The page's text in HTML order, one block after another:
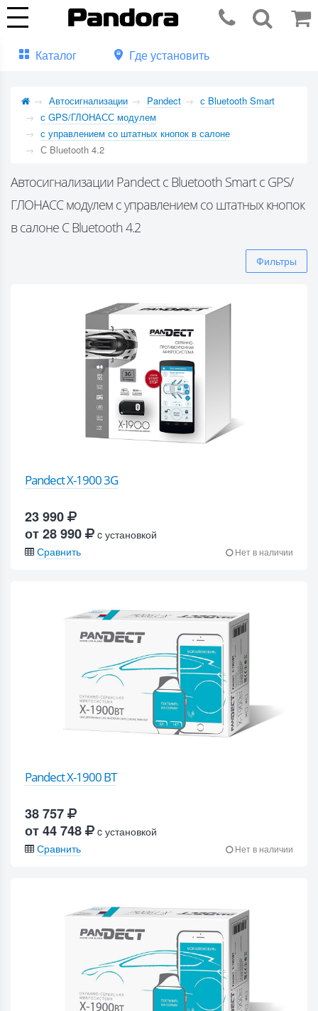
Каталог Где установить
Автосигнализации Pandect
с Bluetooth Smart
с GPS/ГЛОНАСС модулем
с управлением со штатных кнопок в салоне
С Bluetooth 4.2
Автосигнализации Pandect с Bluetooth Smart с GPS/
ГЛОНАСС модулем с управлением со штатных кнопок
в салоне С Bluetooth 4.2
Фильтры
Pandect X-1900 3G
23 990
от 28 990
c установкой
Сравнить
Нет в наличии
Pandect X-1900 BT
38 757
от 44 748
c установкой
Сравнить
Нет в наличии